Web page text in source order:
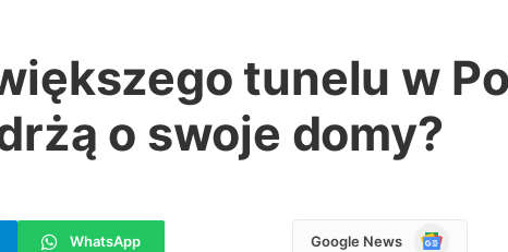
tunelu w
o swoje domy?
WhatsApp Google News
Google